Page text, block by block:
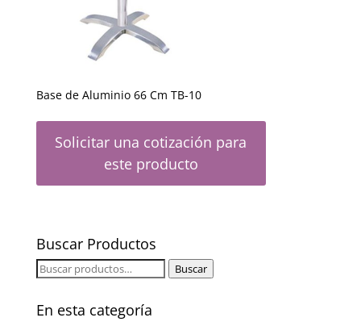
Base de Aluminio 66 Cm TB-10
Solicitar una cotización para
este producto
Buscar Productos
Buscar
Buscar
En esta categoría